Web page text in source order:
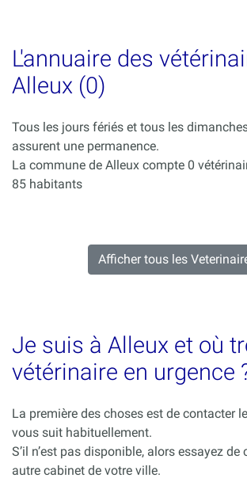
L'annuaire des
Alleux (0)
Tous les jours fériés et tous les
assurent une permanence.
La commune de Alleux compte 0
85 habitants
Afficher tous les
Je suis à Alleux et où
vétérinaire en urgence
La première des choses est de contacter
vous suit habituellement.
S’il n’est pas disponible, alors essayez de
autre cabinet de votre ville.